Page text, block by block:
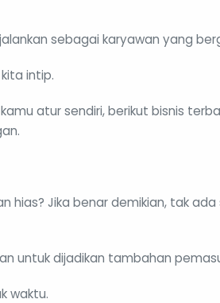
sebagai karyawan yang
intip.
atur sendiri, berikut bisnis
hias? Jika benar demikian, tak
untuk dijadikan tambahan
waktu.